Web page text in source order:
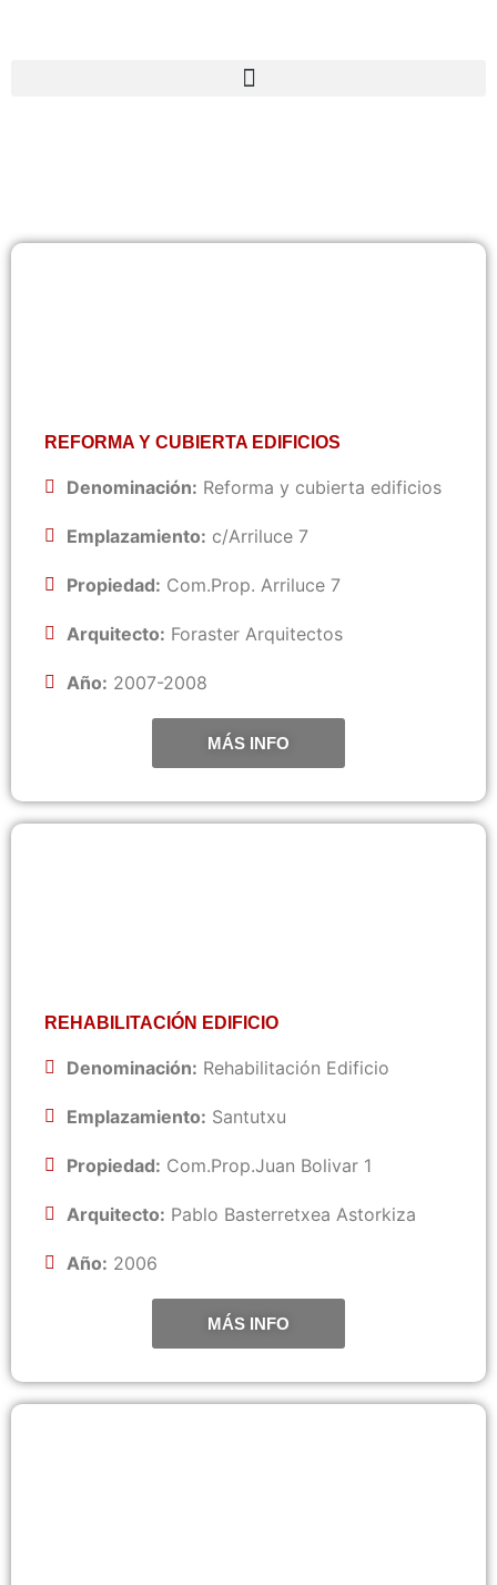
REFORMA Y CUBIERTA EDIFICIOS
Denominación: Reforma y cubierta edificios
Emplazamiento: c/Arriluce 7
Propiedad: Com.Prop. Arriluce 7
Arquitecto: Foraster Arquitectos
Año: 2007-2008
MÁS INFO
REHABILITACIÓN EDIFICIO
Denominación: Rehabilitación Edificio
Emplazamiento: Santutxu
Propiedad: Com.Prop.Juan Bolivar 1
Arquitecto: Pablo Basterretxea Astorkiza
Año: 2006
MÁS INFO